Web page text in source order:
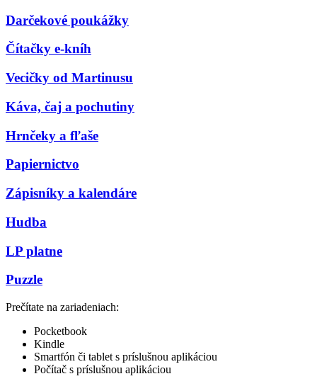
Darčekové poukážky
Čítačky e-kníh
Vecičky od Martinusu
Káva, čaj a pochutiny
Hrnčeky a fľaše
Papiernictvo
Zápisníky a kalendáre
Hudba
LP platne
Puzzle
Prečítate na zariadeniach:
Pocketbook
Kindle
Smartfón či tablet s príslušnou aplikáciou
Počítač s príslušnou aplikáciou